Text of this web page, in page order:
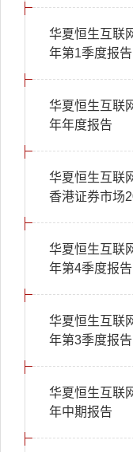
华夏恒生互联
年第1季度报告
华夏恒生互联
年年度报告
华夏恒生互联
香港证券市场
华夏恒生互联
年第4季度报告
华夏恒生互联
年第3季度报告
华夏恒生互联
年中期报告